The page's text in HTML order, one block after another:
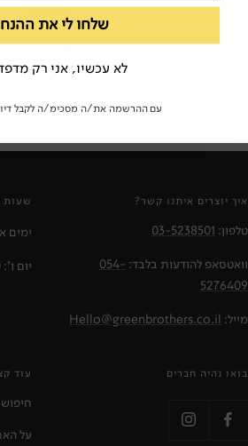
לא זמין
איך יוצרים איתנו קשר?
טלפון: 03-5238501
וואטסאפ להודעות בלבד: 054-
5276409
מייל: Hello@greenbrothers.co.il
שעות
ימים א'-ה':
יום ו': 09:00-16:00
בואו נהיה חברים עוד
חיפוש
על
שלחו לי את
לא עכשיו, אני רק
עם ההרשמה את/ה מסכימ/ה לקבל